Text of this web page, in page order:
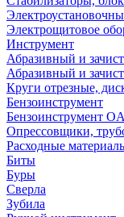
Электрощитовое
Инструмент
Абразивный и
Абразивный и
Круги отрезные,
Бензоинструмент
Бензоинструмент
Опрессовщики,
Расходные
Биты
Буры
Сверла
Зубила